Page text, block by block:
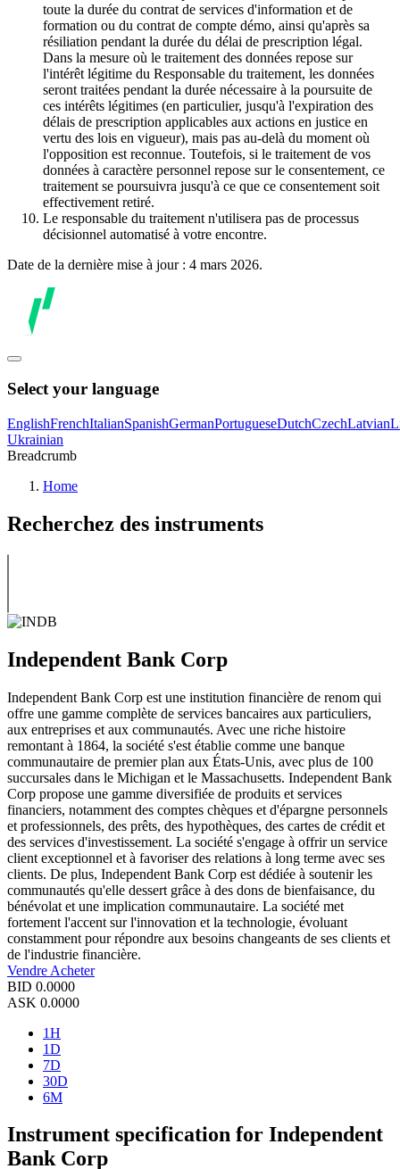
toute la durée du contrat de services d'information et de
formation ou du contrat de compte démo, ainsi qu'après sa
résiliation pendant la durée du délai de prescription légal.
Dans la mesure où le traitement des données repose sur
l'intérêt légitime du Responsable du traitement, les données
seront traitées pendant la durée nécessaire à la poursuite de
ces intérêts légitimes (en particulier, jusqu'à l'expiration des
délais de prescription applicables aux actions en justice en
vertu des lois en vigueur), mais pas au-delà du moment où
l'opposition est reconnue. Toutefois, si le traitement de vos
données à caractère personnel repose sur le consentement, ce
traitement se poursuivra jusqu'à ce que ce consentement soit
effectivement retiré.
Le responsable du traitement n'utilisera pas de processus
décisionnel automatisé à votre encontre.
Date de la dernière mise à jour : 4 mars 2026.
Select your language
EnglishFrenchItalianSpanishGermanPortugueseDutchCzechLatvian
Ukrainian
Breadcrumb
Home
Recherchez des instruments
Independent Bank Corp
Independent Bank Corp est une institution financière de renom qui
offre une gamme complète de services bancaires aux particuliers,
aux entreprises et aux communautés. Avec une riche histoire
remontant à 1864, la société s'est établie comme une banque
communautaire de premier plan aux États-Unis, avec plus de 100
succursales dans le Michigan et le Massachusetts. Independent Bank
Corp propose une gamme diversifiée de produits et services
financiers, notamment des comptes chèques et d'épargne personnels
et professionnels, des prêts, des hypothèques, des cartes de crédit et
des services d'investissement. La société s'engage à offrir un service
client exceptionnel et à favoriser des relations à long terme avec ses
clients. De plus, Independent Bank Corp est dédiée à soutenir les
communautés qu'elle dessert grâce à des dons de bienfaisance, du
bénévolat et une implication communautaire. La société met
fortement l'accent sur l'innovation et la technologie, évoluant
constamment pour répondre aux besoins changeants de ses clients et
de l'industrie financière.
Vendre Acheter
BID 0.0000
ASK 0.0000
1H
1D
7D
30D
6M
Instrument specification for Independent
Bank Corp